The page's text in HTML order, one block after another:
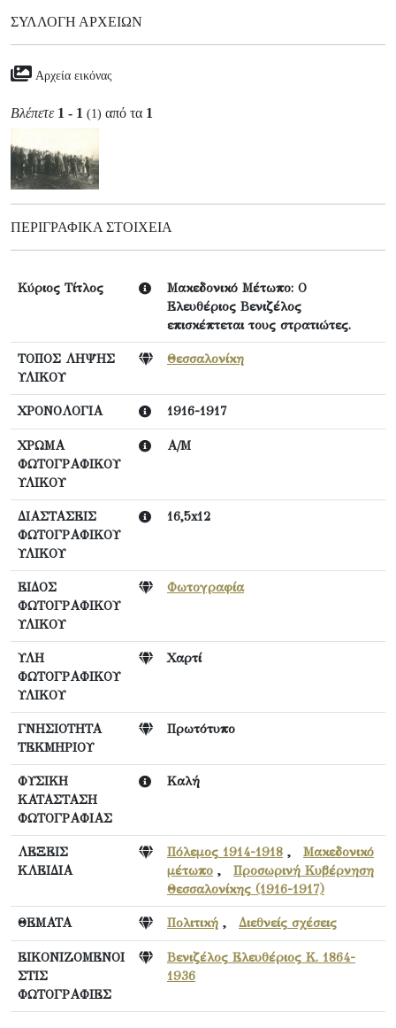
ΣΥΛΛΟΓΉ ΑΡΧΕΊΩΝ
Αρχεία εικόνας
Βλέπετε 1 - 1 (1) από τα 1
ΠΕΡΙΓΡΑΦΙΚΆ ΣΤΟΙΧΕΊΑ
Κύριος Τίτλος
Μακεδονικό Μέτωπο: Ο
Ελευθέριος Βενιζέλος
επισκέπτεται τους στρατιώτες.
ΤΟΠΟΣ ΛΗΨΗΣ
ΥΛΙΚΟΥ
Θεσσαλονίκη
ΧΡΟΝΟΛΟΓΙΑ 1916-1917
ΧΡΩΜΑ
ΦΩΤΟΓΡΑΦΙΚΟΥ
ΥΛΙΚΟΥ
Α/Μ
ΔΙΑΣΤΑΣΕΙΣ
ΦΩΤΟΓΡΑΦΙΚΟΥ
ΥΛΙΚΟΥ
16,5x12
ΕΙΔΟΣ
ΦΩΤΟΓΡΑΦΙΚΟΥ
ΥΛΙΚΟΥ
Φωτογραφία
ΥΛΗ
ΦΩΤΟΓΡΑΦΙΚΟΥ
ΥΛΙΚΟΥ
Χαρτί
ΓΝΗΣΙΟΤΗΤΑ
ΤΕΚΜΗΡΙΟΥ
Πρωτότυπο
ΦΥΣΙΚΗ
ΚΑΤΑΣΤΑΣΗ
ΦΩΤΟΓΡΑΦΙΑΣ
Καλή
ΛΕΞΕΙΣ
ΚΛΕΙΔΙΑ
Πόλεμος 1914-1918 , Μακεδονικό
μέτωπο , Προσωρινή Κυβέρνηση
Θεσσαλονίκης (1916-1917)
ΘΕΜΑΤΑ Πολιτική , Διεθνείς σχέσεις
ΕΙΚΟΝΙΖΟΜΕΝΟΙ
ΣΤΙΣ
ΦΩΤΟΓΡΑΦΙΕΣ
Βενιζέλος Ελευθέριος Κ. 1864-
1936